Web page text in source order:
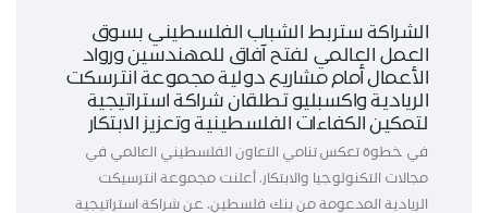
الشراكة ستربط الشباب الفلسطيني بسوق
العمل العالمي لفتح آفاق للمهندسين ورواد
الأعمال أمام مشاريع دولية مجموعة انترسكت
الريادية واكسبليو تطلقان شراكة استراتيجية
لتمكين الكفاءات الفلسطينية وتعزيز الابتكار
في خطوة تعكس تنامي التعاون الفلسطيني العالمي في
مجالات التكنولوجيا والابتكار، أعلنت مجموعة انترسيكت
الريادية المدعومة من بنك فلسطين، عن شراكة استراتيجية